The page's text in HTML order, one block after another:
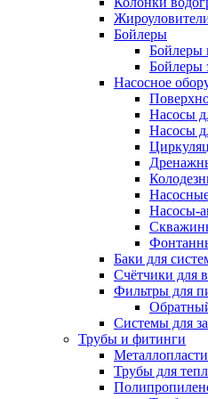
Бойлеры
Бойлеры
Бойлеры
Насосное
Насосы
Насосы
Насосы-
Баки для
Счётчики для
Фильтры для
Системы для
Трубы и фитинги
Трубы для